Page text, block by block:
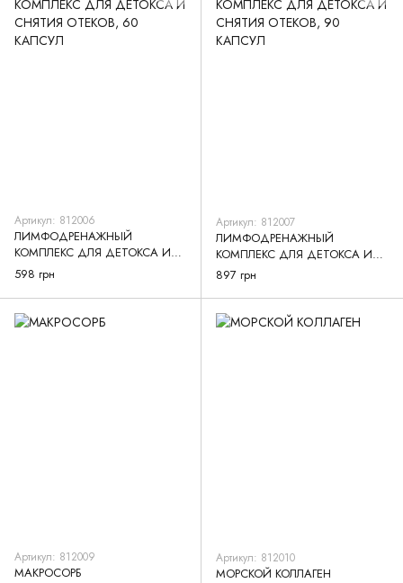
Артикул: 812006
ЛИМФОДРЕНАЖНЫЙ
КОМПЛЕКС ДЛЯ ДЕТОКСА И
СНЯТИЯ ОТЕКОВ, 60 КАПСУЛ
598 грн
Артикул: 812007
ЛИМФОДРЕНАЖНЫЙ
КОМПЛЕКС ДЛЯ ДЕТОКСА И
СНЯТИЯ ОТЕКОВ, 90 КАПСУЛ
897 грн
Артикул: 812009
МАКРОСОРБ
Артикул: 812010
МОРСКОЙ КОЛЛАГЕН